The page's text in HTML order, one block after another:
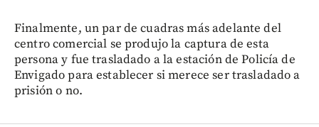
Finalmente, un par de cuadras más adelante del
centro comercial se produjo la captura de esta
persona y fue trasladado a la estación de Policía de
Envigado para establecer si merece ser trasladado a
prisión o no.